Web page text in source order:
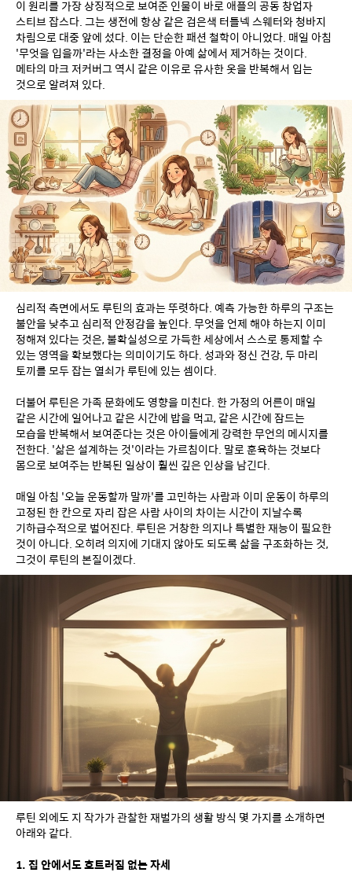
이 원리를 가장 상징적으로 보여준 인물이 바로 애플의 공동 창업자
스티브 잡스다. 그는 생전에 항상 같은 검은색 터틀넥 스웨터와 청바지
차림으로 대중 앞에 섰다. 이는 단순한 패션 철학이 아니었다. 매일 아침
'무엇을 입을까'라는 사소한 결정을 아예 삶에서 제거하는 것이다.
메타의 마크 저커버그 역시 같은 이유로 유사한 옷을 반복해서 입는
것으로 알려져 있다.
심리적 측면에서도 루틴의 효과는 뚜렷하다. 예측 가능한 하루의 구조는
불안을 낮추고 심리적 안정감을 높인다. 무엇을 언제 해야 하는지 이미
정해져 있다는 것은, 불확실성으로 가득한 세상에서 스스로 통제할 수
있는 영역을 확보했다는 의미이기도 하다. 성과와 정신 건강, 두 마리
토끼를 모두 잡는 열쇠가 루틴에 있는 셈이다.
더불어 루틴은 가족 문화에도 영향을 미친다. 한 가정의 어른이 매일
같은 시간에 일어나고 같은 시간에 밥을 먹고, 같은 시간에 잠드는
모습을 반복해서 보여준다는 것은 아이들에게 강력한 무언의 메시지를
전한다. '삶은 설계하는 것'이라는 가르침이다. 말로 훈육하는 것보다
몸으로 보여주는 반복된 일상이 훨씬 깊은 인상을 남긴다.
매일 아침 '오늘 운동할까 말까'를 고민하는 사람과 이미 운동이 하루의
고정된 한 칸으로 자리 잡은 사람 사이의 차이는 시간이 지날수록
기하급수적으로 벌어진다. 루틴은 거창한 의지나 특별한 재능이 필요한
것이 아니다. 오히려 의지에 기대지 않아도 되도록 삶을 구조화하는 것,
그것이 루틴의 본질이겠다.
루틴 외에도 지 작가가 관찰한 재벌가의 생활 방식 몇 가지를 소개하면
아래와 같다.
1. 집 안에서도 흐트러짐 없는 자세